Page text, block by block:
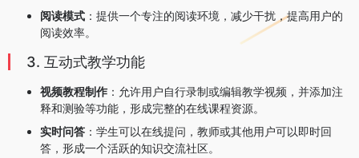
阅读模式 ：提供一个专注的阅读环境，减少干扰，提高用户的
阅读效率。
3. 互动式教学功能
视频教程制作 ：允许用户自行录制或编辑教学视频，并添加注
释和测验等功能，形成完整的在线课程资源。
实时问答 ：学生可以在线提问，教师或其他用户可以即时回
答，形成一个活跃的知识交流社区。